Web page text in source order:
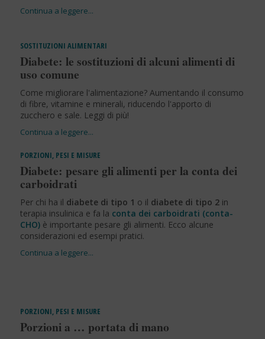
SOSTITUZIONI ALIMENTARI
Diabete: le sostituzioni di alcuni alimenti di
uso comune
Come migliorare l'alimentazione? Aumentando il consumo
di fibre, vitamine e minerali, riducendo l'apporto di
zucchero e sale. Leggi di più!
PORZIONI, PESI E MISURE
Diabete: pesare gli alimenti per la conta dei
carboidrati
Per chi ha il diabete di tipo 1 o il diabete di tipo 2in
terapia insulinica e fa la conta dei carboidrati (conta-
CHO)è importante pesare gli alimenti. Ecco alcune
considerazioni ed esempi pratici.
PORZIONI, PESI E MISURE
Porzioni a … portata di mano